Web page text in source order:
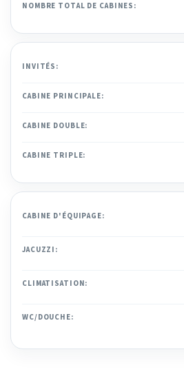
NOMBRE TOTAL DE CABINES:
INVITÉS:
CABINE PRINCIPALE:
CABINE DOUBLE:
CABINE TRIPLE:
CABINE D'ÉQUIPAGE:
JACUZZI:
CLIMATISATION:
WC/DOUCHE: